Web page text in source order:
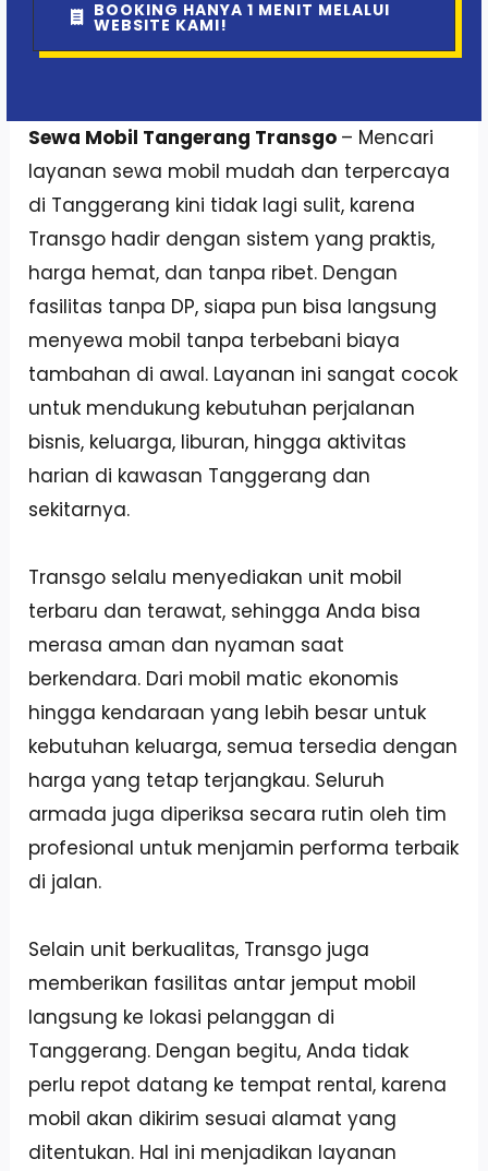
BOOKING HANYA 1 MENIT MELALUI
WEBSITE KAMI!
Sewa Mobil Tangerang Transgo – Mencari
layanan sewa mobil mudah dan terpercaya
di Tanggerang kini tidak lagi sulit, karena
Transgo hadir dengan sistem yang praktis,
harga hemat, dan tanpa ribet. Dengan
fasilitas tanpa DP, siapa pun bisa langsung
menyewa mobil tanpa terbebani biaya
tambahan di awal. Layanan ini sangat cocok
untuk mendukung kebutuhan perjalanan
bisnis, keluarga, liburan, hingga aktivitas
harian di kawasan Tanggerang dan
sekitarnya.
Transgo selalu menyediakan unit mobil
terbaru dan terawat, sehingga Anda bisa
merasa aman dan nyaman saat
berkendara. Dari mobil matic ekonomis
hingga kendaraan yang lebih besar untuk
kebutuhan keluarga, semua tersedia dengan
harga yang tetap terjangkau. Seluruh
armada juga diperiksa secara rutin oleh tim
profesional untuk menjamin performa terbaik
di jalan.
Selain unit berkualitas, Transgo juga
memberikan fasilitas antar jemput mobil
langsung ke lokasi pelanggan di
Tanggerang. Dengan begitu, Anda tidak
perlu repot datang ke tempat rental, karena
mobil akan dikirim sesuai alamat yang
ditentukan. Hal ini menjadikan layanan